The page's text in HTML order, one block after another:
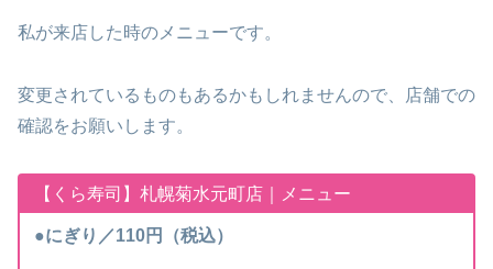
私が来店した時のメニューです。
変更されているものもあるかもしれませんので、店舗での
確認をお願いします。
【くら寿司】札幌菊水元町店｜メニュー
●にぎり／110円（税込）